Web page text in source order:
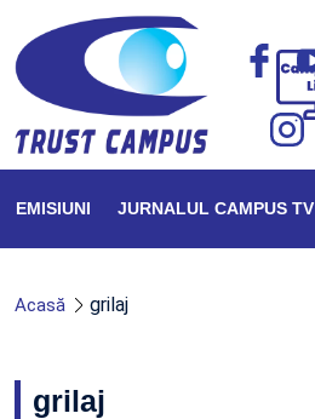
EMISIUNI JURNALUL CAMPUS TV
Acasă grilaj
grilaj